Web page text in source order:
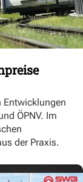
Entwicklungen
ÖPNV. Im
der Praxis.